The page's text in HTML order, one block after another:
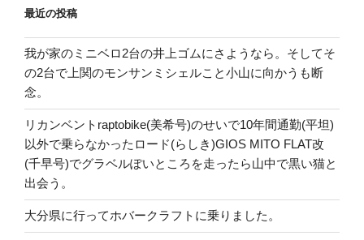
最近の投稿
我が家のミニベロ2台の井上ゴムにさようなら。そしてそ
の2台で上関のモンサンミシェルこと小山に向かうも断
念。
リカンベントraptobike(美希号)のせいで10年間通勤(平坦)
以外で乗らなかったロード(らしき)GIOS MITO FLAT改
(千早号)でグラベルぽいところを走ったら山中で黒い猫と
出会う。
大分県に行ってホバークラフトに乗りました。